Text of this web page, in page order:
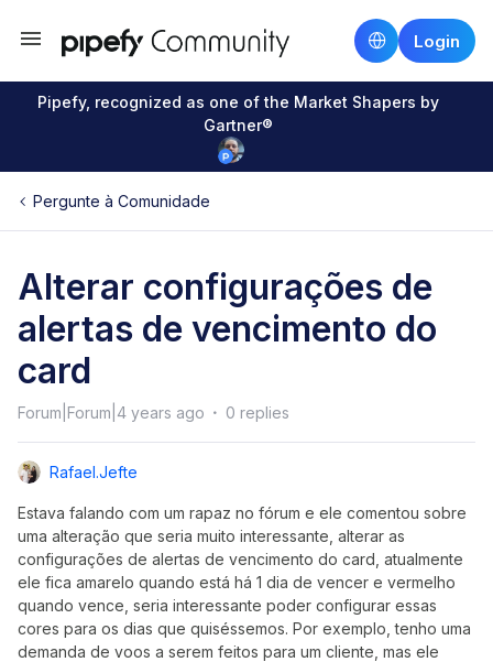
Login
Pipefy, recognized as one of the Market Shapers by
Gartner®
Pergunte à Comunidade
Alterar configurações de
alertas de vencimento do
card
Forum|Forum|4 years ago 0 replies
Rafael.jefte
Estava falando com um rapaz no fórum e ele comentou sobre
uma alteração que seria muito interessante, alterar as
configurações de alertas de vencimento do card, atualmente
ele fica amarelo quando está há 1 dia de vencer e vermelho
quando vence, seria interessante poder configurar essas
cores para os dias que quiséssemos. Por exemplo, tenho uma
demanda de voos a serem feitos para um cliente, mas ele